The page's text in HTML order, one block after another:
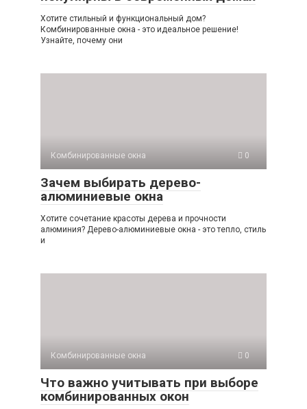
Хотите стильный и функциональный дом?
Комбинированные окна - это идеальное решение!
Узнайте, почему они
Комбинированные окна 0
Зачем выбирать дерево-
алюминиевые окна
Хотите сочетание красоты дерева и прочности
алюминия? Дерево-алюминиевые окна - это тепло, стиль
и
Комбинированные окна 0
Что важно учитывать при выборе
комбинированных окон